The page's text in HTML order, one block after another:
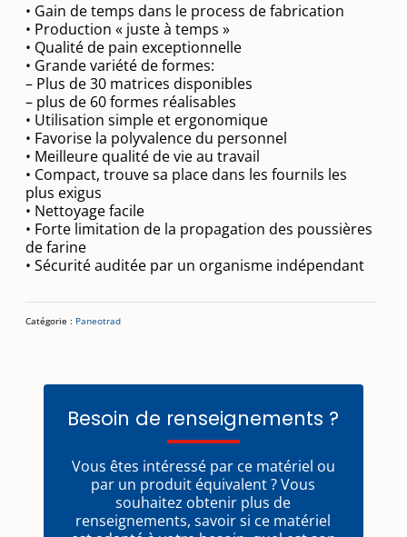
• Gain de temps dans le process de fabrication
• Production « juste à temps »
• Qualité de pain exceptionnelle
• Grande variété de formes:
– Plus de 30 matrices disponibles
– plus de 60 formes réalisables
• Utilisation simple et ergonomique
• Favorise la polyvalence du personnel
• Meilleure qualité de vie au travail
• Compact, trouve sa place dans les fournils les
plus exigus
• Nettoyage facile
• Forte limitation de la propagation des poussières
de farine
• Sécurité auditée par un organisme indépendant
Catégorie : Paneotrad
Besoin de renseignements ?
Vous êtes intéressé par ce matériel ou
par un produit équivalent ? Vous
souhaitez obtenir plus de
renseignements, savoir si ce matériel